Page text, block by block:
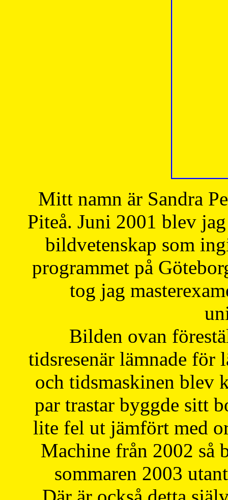
Mitt namn är Sandra
Piteå. Juni 2001 blev
bildvetenskap som
programmet på
tog jag
Bilden ovan
tidsresenär lämnade för
och tidsmaskinen blev
par trastar byggde sitt
lite fel ut jämfört med
Machine från 2002 så
sommaren 2003